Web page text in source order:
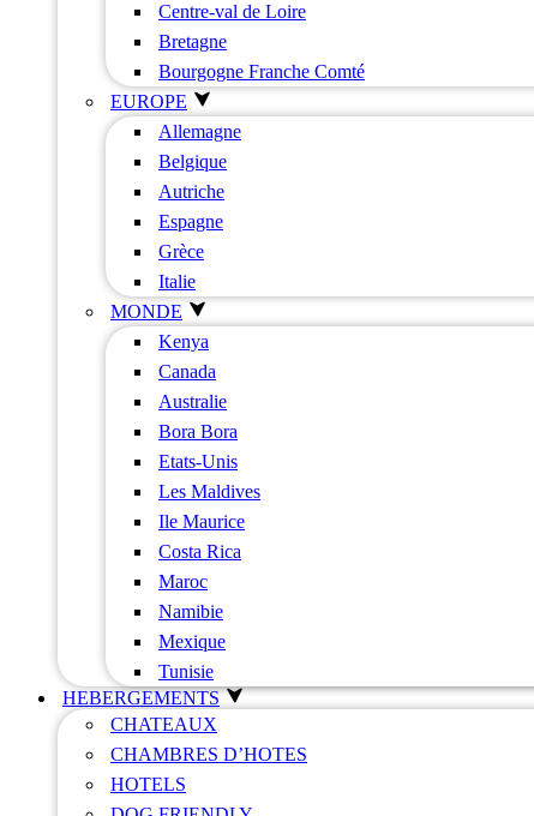
Centre-val de Loire
Bretagne
Bourgogne Franche Comté
EUROPE
Allemagne
Belgique
Autriche
Espagne
Grèce
Italie
MONDE
Kenya
Canada
Australie
Bora Bora
Etats-Unis
Les Maldives
Ile Maurice
Costa Rica
Maroc
Namibie
Mexique
Tunisie
HEBERGEMENTS
CHATEAUX
CHAMBRES D’HOTES
HOTELS